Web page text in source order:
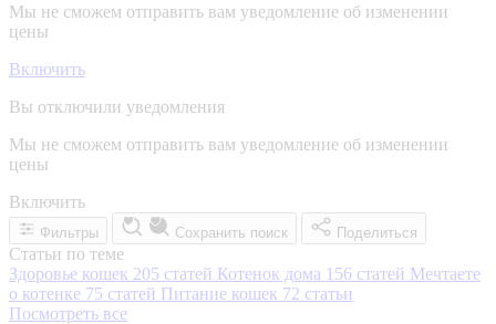
Мы не сможем отправить вам уведомление об изменении
цены
Включить
Вы отключили уведомления
Мы не сможем отправить вам уведомление об изменении
цены
Включить
Фильтры Сохранить поиск Поделиться
Статьи по теме
Здоровье кошек 205 статей Котенок дома 156 статей Мечтаете
о котенке 75 статей Питание кошек 72 статьи
Посмотреть все